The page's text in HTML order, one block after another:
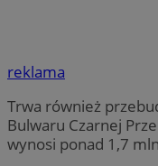
reklama
Trwa również
Bulwaru Czarnej
wynosi ponad 1,7 mln